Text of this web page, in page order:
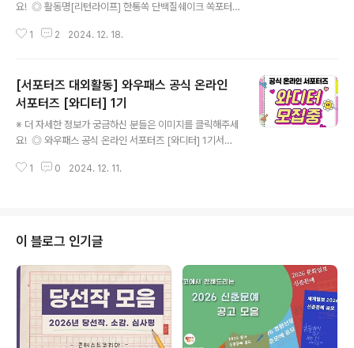
요! ◎ 활동명[리턴라이프] 한통쏙 단백질쉐이크 쏙포터
션 개인 블로그 or SNS채널 업로드브랜드 관련 설문조사
소문내기등) ◎ 모집 기간모집기간 : 2024년 12/9(월) ~
12/29(월), 15명활동 기간 : 2025년 1월6일(월) ~ 3월5
일(수) , 2개월 ◎ 참가비용 X오프라인 모임 횟 수 없음온
라인 발대식,해단식 & 활동기간 온라인 소통 ◎ 모집 대상
리턴라이프 브랜드 및 제품에 대한 애정이 넘치시는 분블
로그 및 SNS(인스타그램,페이스북) 활동이 활발하신 분
1 2 2024. 12. 18.
[서포터즈 대외활동] 와우패스 공식 온라인
서포터즈 [와디터] 1기
※ 더 자세한 정보가 궁금하신 분들은 이미지를 클릭해주세
요! ◎ 와우패스 공식 온라인 서포터즈 [와디터] 1기서포
수강하고, 서포터즈 활동하면서 자격증 취득하자! 26만 명
득, 서포터즈 활동에 관심이 있다면, 지금 바로 신청하세
요! ◎ 지원자격* 금융, 은행, 세무, 회계, 무역, 유통, 물류,
통계, 상담, 심리, 데이터 직무에 관심 있으신 분* 2025년
엔 갓생 산다! 자격증 취득 및 스펙 성장을 희망하시는 분*
개인 SNS를 운영하시는 분 (네이버 블로그/인스타그램)*
콘텐츠..
1 0 2024. 12. 11.
이 블로그 인기글